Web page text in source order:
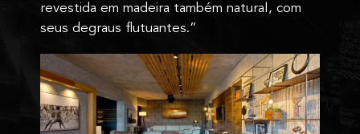
revestida em madeira também natural, com
seus degraus flutuantes.”